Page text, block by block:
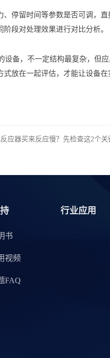
、停留时间等参数是否可调，直
段对处理效果进行对比分析。
设备，不一定结构最复杂，但
放在一起评估，才能让设备在
应器买来反应慢？先检查这2个关
书
视频
FAQ
行业应用